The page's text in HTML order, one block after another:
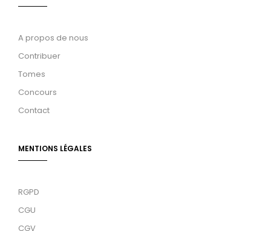
A propos de nous
Contribuer
Tomes
Concours
Contact
MENTIONS LÉGALES
RGPD
CGU
CGV